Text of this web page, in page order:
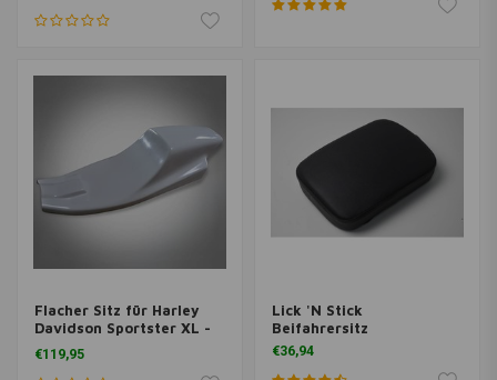
Flacher Sitz für Harley
Davidson Sportster XL -
Typ 2
€119,95
Lick 'N Stick
Beifahrersitz
€36,94